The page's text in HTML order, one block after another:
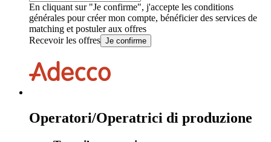
En cliquant sur "Je confirme", j'accepte les conditions
générales pour créer mon compte, bénéficier des services de
matching et postuler aux offres
Recevoir les offres Je confirme
Operatori/Operatrici di produzione